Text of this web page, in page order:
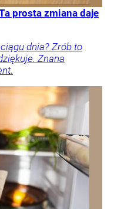
prosta zmiana daje
dnia? Zrób to
Znana